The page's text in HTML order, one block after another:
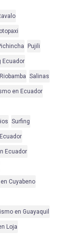
Pujili
Ecuador
Riobamba Salinas
en Ecuador
Surfing
Ecuador
Cuyabeno
en Guayaquil
Loja